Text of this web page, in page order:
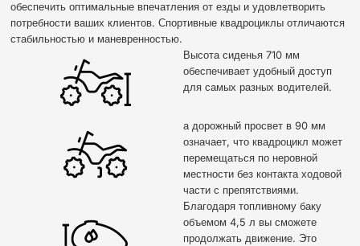
обеспечить оптимальные впечатления от езды и удовлетворить
потребности ваших клиентов. Спортивные квадроциклы отличаются
стабильностью и маневренностью.
Высота сиденья 710 мм
обеспечивает удобный доступ
для самых разных водителей.
а дорожный просвет в 90 мм
означает, что квадроцикл может
перемещаться по неровной
местности без контакта ходовой
части с препятствиями.
Благодаря топливному баку
объемом 4,5 л вы сможете
продолжать движение. Это